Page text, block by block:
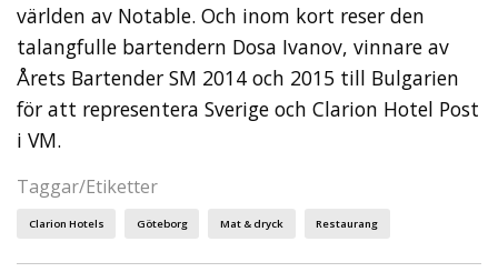
världen av Notable. Och inom kort reser den
talangfulle bartendern Dosa Ivanov, vinnare av
Årets Bartender SM 2014 och 2015 till Bulgarien
för att representera Sverige och Clarion Hotel Post
i VM.
Taggar/Etiketter
Clarion Hotels Göteborg Mat & dryck Restaurang